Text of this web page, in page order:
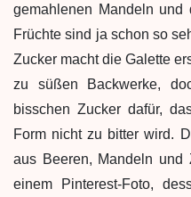
gemahlenen Mandeln und
Früchte sind ja schon so
Zucker macht die Galette
zu süßen Backwerke,
bisschen Zucker dafür,
Form nicht zu bitter wird.
aus Beeren, Mandeln und
einem Pinterest-Foto,